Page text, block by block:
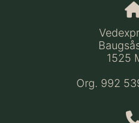
1525
Org. 992